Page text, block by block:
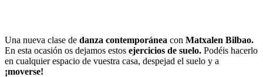
Una nueva clase de danza contemporánea con Matxalen Bilbao.
En esta ocasión os dejamos estos ejercicios de suelo. Podéis hacerlo
en cualquier espacio de vuestra casa, despejad el suelo y a
¡moverse!